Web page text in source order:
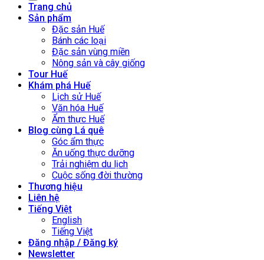
Trang chủ
Sản phẩm
Đặc sản Huế
Bánh các loại
Đặc sản vùng miền
Nông sản và cây giống
Tour Huế
Khám phá Huế
Lịch sử Huế
Văn hóa Huế
Ẩm thực Huế
Blog cùng Lá quê
Góc ẩm thực
Ăn uống thực dưỡng
Trải nghiệm du lịch
Cuộc sống đời thường
Thương hiệu
Liên hệ
Tiếng Việt
English
Tiếng Việt
Đăng nhập / Đăng ký
Newsletter